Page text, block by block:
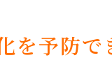
を予防で